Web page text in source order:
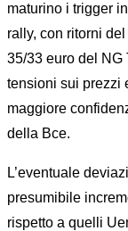
maturino i trigger
rally, con ritorni
35/33 euro del NG
tensioni sui prezzi
maggiore
della Bce.
L’eventuale
presumibile
rispetto a quelli